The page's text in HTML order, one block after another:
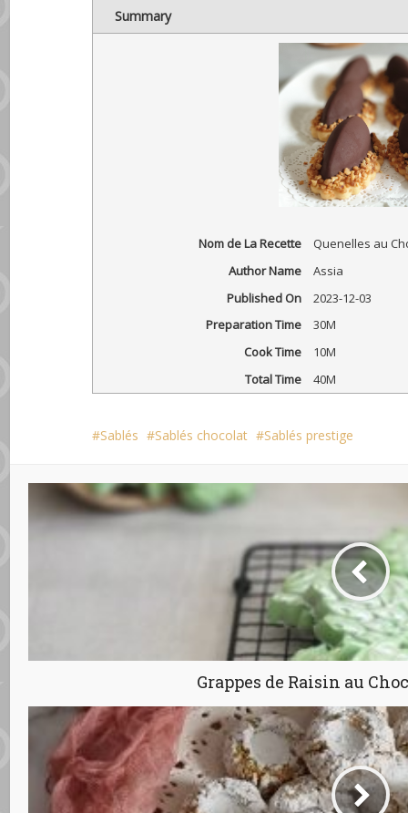
Summary
Nom de La Recette
Quenelles au
Author Name
Assia
Published On
2023-12-03
Preparation Time
30M
Cook Time
10M
Total Time
40M
Sablés Sablés chocolat Sablés prestige
Grappes de Raisin au